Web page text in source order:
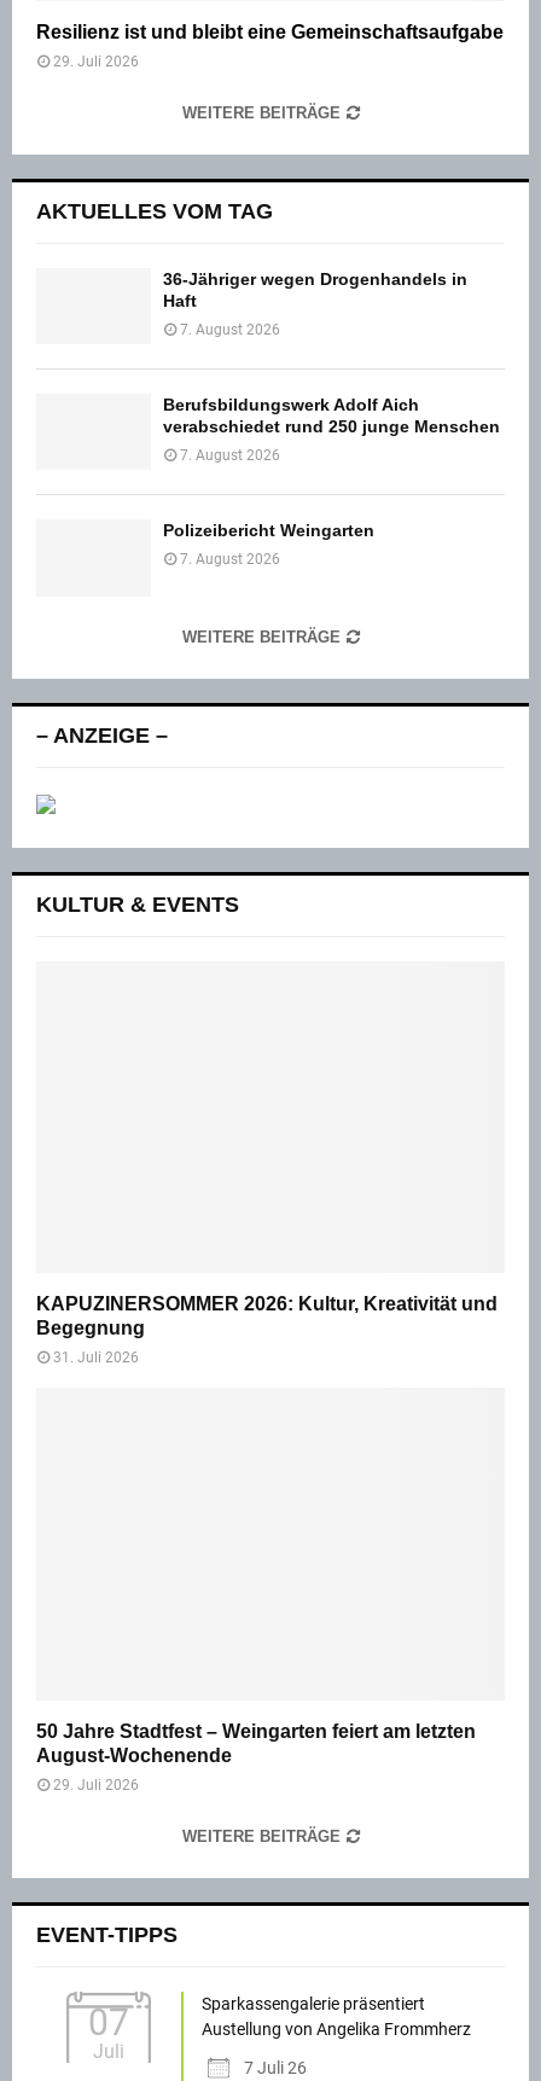
Resilienz ist und bleibt eine Gemeinschaftsaufgabe
29. Juli 2026
WEITERE BEITRÄGE
AKTUELLES VOM TAG
36-Jähriger wegen Drogenhandels in
Haft
7. August 2026
Berufsbildungswerk Adolf Aich
verabschiedet rund 250 junge Menschen
7. August 2026
Polizeibericht Weingarten
7. August 2026
WEITERE BEITRÄGE
– ANZEIGE –
KULTUR & EVENTS
KAPUZINERSOMMER 2026: Kultur, Kreativität und
Begegnung
31. Juli 2026
50 Jahre Stadtfest – Weingarten feiert am letzten
August-Wochenende
29. Juli 2026
WEITERE BEITRÄGE
EVENT-TIPPS
07
Juli
Sparkassengalerie präsentiert
Austellung von Angelika Frommherz
7 Juli 26